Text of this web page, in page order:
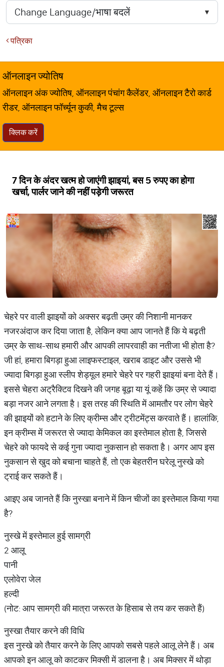
पत्रिका
ऑनलाइन ज्योतिष
ऑनलाइन अंक ज्योतिष, ऑनलाइन पंचांग कैलेंडर, ऑनलाइन टैरो कार्ड
रीडर, ऑनलाइन फॉर्च्यून कुकी, मैच टूल्स
क्लिक करें
7 दिन के अंदर खत्म हो जाएंगी झाइयां, बस 5 रुपए का होगा
खर्चा, पार्लर जाने की नहीं पड़ेगी जरूरत
चेहरे पर वाली झाइयों को अक्सर बढ़ती उम्र की निशानी मानकर
नजरअंदाज कर दिया जाता है, लेकिन क्या आप जानते हैं कि ये बढ़ती
उम्र के साथ-साथ हमारी और आपकी लापरवाही का नतीजा भी होता है?
जी हां, हमारा बिगड़ा हुआ लाइफस्टाइल, खराब डाइट और उससे भी
ज्यादा बिगड़ा हुआ स्लीप शेड्यूल हमारे चेहरे पर गहरी झाइयां बना देते हैं।
इससे चेहरा अट्रैक्टिव दिखने की जगह बूढ़ा या यूं कहें कि उम्र से ज्यादा
बड़ा नजर आने लगता है। इस तरह की स्थिति में आमतौर पर लोग चेहरे
की झाइयों को हटाने के लिए क्रीम्स और ट्रीटमेंट्स करवाते हैं। हालांकि,
इन क्रीम्स में जरूरत से ज्यादा केमिकल का इस्तेमाल होता है, जिससे
चेहरे को फायदे से कई गुना ज्यादा नुकसान हो सकता है। अगर आप इस
नुकसान से खुद को बचाना चाहते हैं, तो एक बेहतरीन घरेलू नुस्खे को
ट्राई कर सकते हैं।
आइए अब जानते हैं कि नुस्खा बनाने में किन चीजों का इस्तेमाल किया गया
है?
नुस्खे में इस्तेमाल हुई सामग्री
2 आलू
पानी
एलोवेरा जेल
हल्दी
(नोट: आप सामग्री की मात्रा जरूरत के हिसाब से तय कर सकते हैं)
नुस्खा तैयार करने की विधि
इस नुस्खे को तैयार करने के लिए आपको सबसे पहले आलू लेने हैं। अब
आपको इन आलू को काटकर मिक्सी में डालना है। अब मिक्सर में थोड़ा